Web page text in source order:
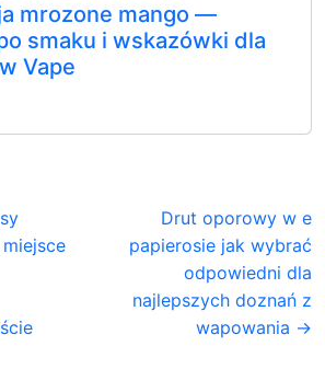
mrozone mango —
smaku i wskazówki dla
Vape
Drut oporowy w e
papierosie jak wybrać
odpowiedni dla
najlepszych doznań z
wapowania →